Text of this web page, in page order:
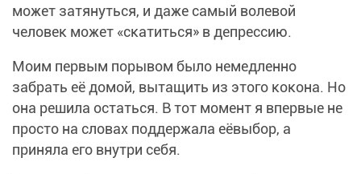
может затянуться, и даже самый волевой
человек может «скатиться» в депрессию.
Моим первым порывом было немедленно
забрать её домой, вытащить из этого кокона. Но
она решила остаться. В тот момент я впервые не
просто на словах поддержала еёвыбор, а
приняла его внутри себя.